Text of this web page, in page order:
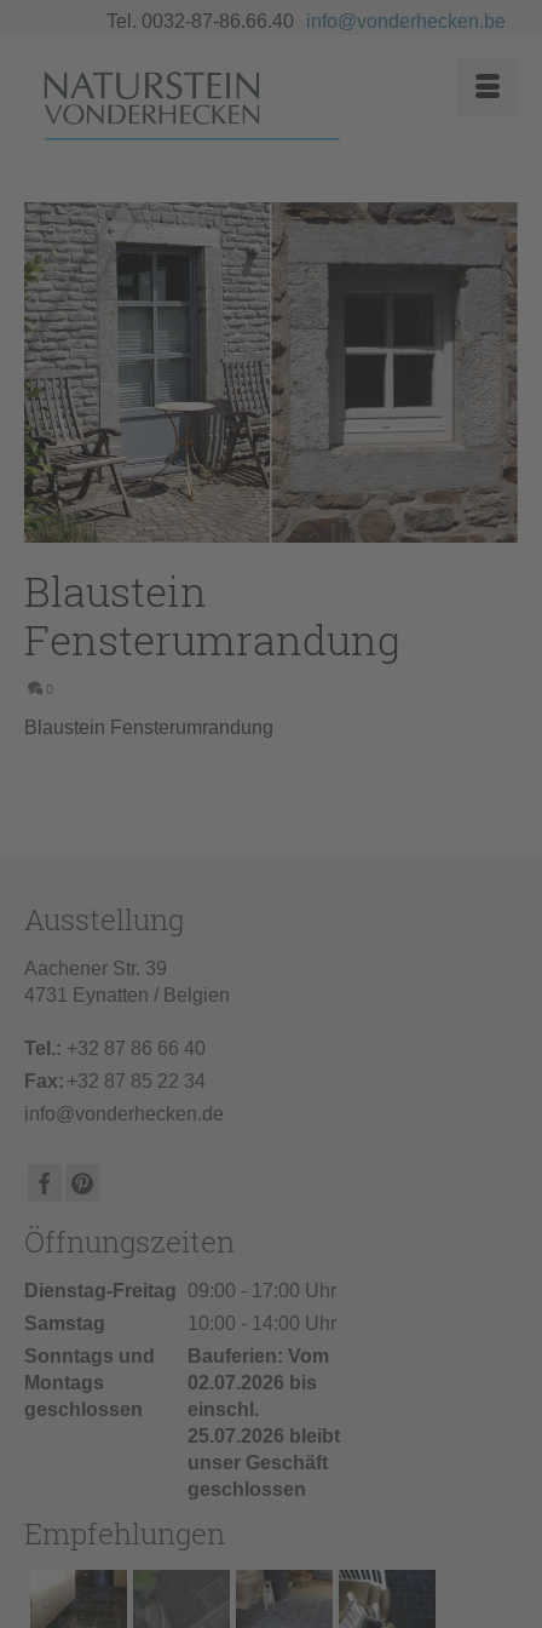
Tel. 0032-87-86.66.40 info@vonderhecken.be
Blaustein
Fensterumrandung
0
Blaustein Fensterumrandung
Ausstellung
Aachener Str. 39
4731 Eynatten / Belgien
Tel.: +32 87 86 66 40
Fax: +32 87 85 22 34
info@vonderhecken.de
Öffnungszeiten
Dienstag-Freitag
09:00 - 17:00 Uhr
Samstag
10:00 - 14:00 Uhr
Sonntags und
Montags
geschlossen
Bauferien: Vom
02.07.2026 bis
einschl.
25.07.2026 bleibt
unser Geschäft
geschlossen
Empfehlungen